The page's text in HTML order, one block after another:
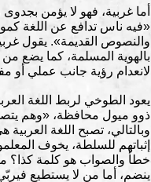
أما غربية، فهو لا يؤمن
«فيه ناس تدافع عن اللغة
والنصوص القديمة». يقول
بالهوية المسلمة، كما يضع
لانعدام رؤية جانب عملي أو
يعود الطوخي لربط اللغة
ذوو ميول محافظة، «وهم
وبالتالي، تصبح اللغة
إثباتهم للسلطة، يخوف
خطأ والصواب هو كلمة كذا؟
ينضم، أما من لا يستطيع